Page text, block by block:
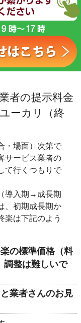
者の提示料金
ーカリ（終
・場面）次第で
サービス業者の
て行くつもりで
導入期→成長期
、初期成長期か
楽は下記のよう
の標準価格（料
調整は難しいで
業者さんのお見